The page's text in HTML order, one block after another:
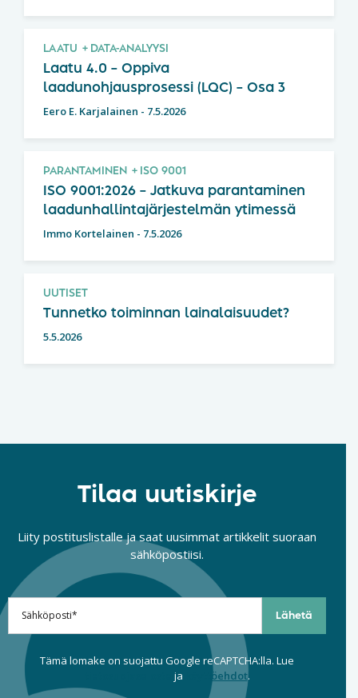
LAATU DATA-ANALYYSI
Laatu 4.0 – Oppiva
laadunohjausprosessi (LQC) – Osa 3
Eero E. Karjalainen - 7.5.2026
PARANTAMINEN ISO 9001
ISO 9001:2026 – Jatkuva parantaminen
laadunhallintajärjestelmän ytimessä
Immo Kortelainen - 7.5.2026
UUTISET
Tunnetko toiminnan lainalaisuudet?
5.5.2026
Tilaa uutiskirje
Liity postituslistalle ja saat uusimmat artikkelit suoraan
sähköpostiisi.
Tämä lomake on suojattu Google reCAPTCHA:lla. Lue
ja käyttöehdot.